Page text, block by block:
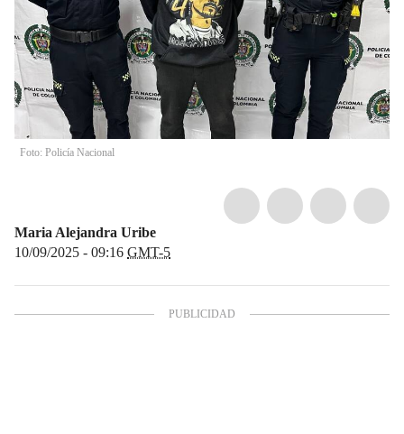
Foto: Policía Nacional
Maria Alejandra Uribe
10/09/2025 - 09:16 GMT-5